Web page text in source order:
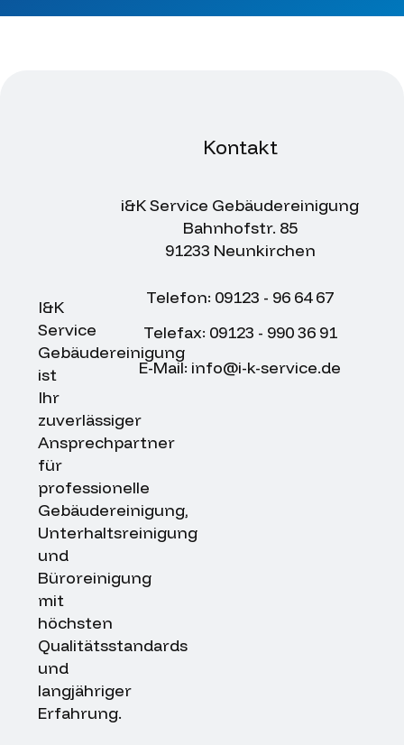
I&K
Service
Gebäudereinigung
ist
Ihr
zuverlässiger
Ansprechpartner
für
professionelle
Gebäudereinigung,
Unterhaltsreinigung
und
Büroreinigung
mit
höchsten
Qualitätsstandards
und
langjähriger
Erfahrung.
Kontakt
i&K Service Gebäudereinigung
Bahnhofstr. 85
91233 Neunkirchen
Telefon: 09123 - 96 64 67
Telefax: 09123 - 990 36 91
E-Mail: info@i-k-service.de